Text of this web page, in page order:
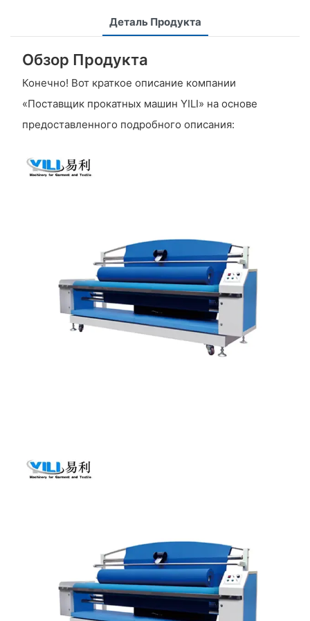
Деталь Продукта
Обзор Продукта
Конечно! Вот краткое описание компании
«Поставщик прокатных машин YILI» на основе
предоставленного подробного описания: